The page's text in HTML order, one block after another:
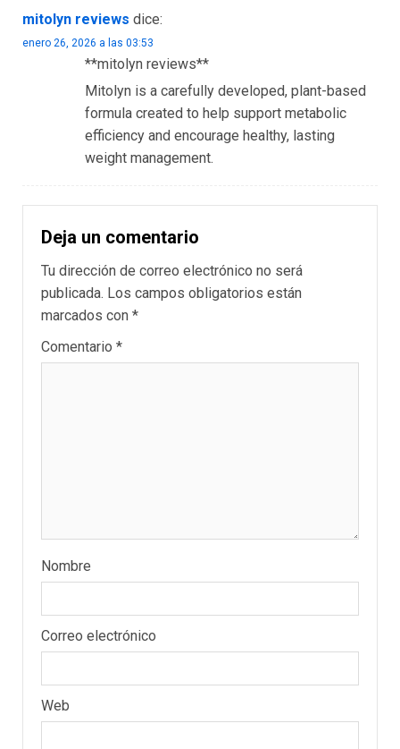
mitolyn reviews dice:
enero 26, 2026 a las 03:53
**mitolyn reviews**
Mitolyn is a carefully developed, plant-based
formula created to help support metabolic
efficiency and encourage healthy, lasting
weight management.
Deja un comentario
Tu dirección de correo electrónico no será
publicada. Los campos obligatorios están
marcados con *
Comentario *
Nombre
Correo electrónico
Web
3
lentes correctivos